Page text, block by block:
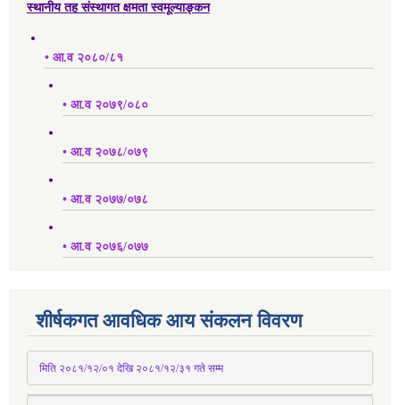
स्थानीय तह संस्थागत क्षमता स्वमूल्याङ्कन
• आ.व २०८०/८१
• आ.व २०७९/०८०
• आ.व २०७८/०७९
• आ.व २०७७/०७८
• आ.व २०७६/०७७
शीर्षकगत आवधिक आय संकलन विवरण
मिति २०८१/१२/०१ देखि २०८१/१२/३१ गते सम्म